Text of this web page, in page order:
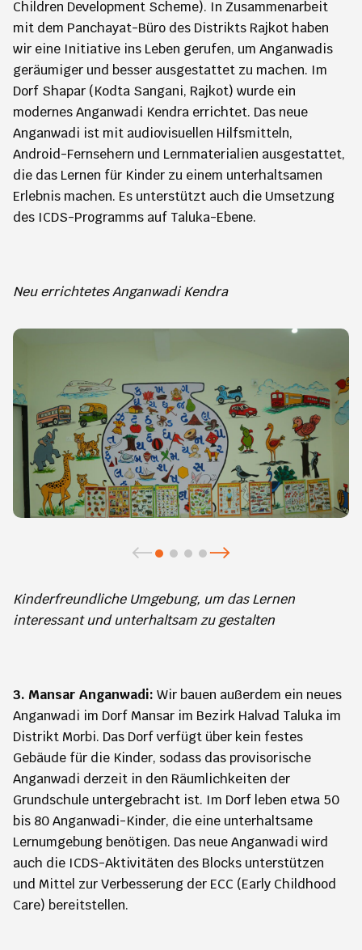
Children Development Scheme). In Zusammenarbeit
mit dem Panchayat-Büro des Distrikts Rajkot haben
wir eine Initiative ins Leben gerufen, um Anganwadis
geräumiger und besser ausgestattet zu machen. Im
Dorf Shapar (Kodta Sangani, Rajkot) wurde ein
modernes Anganwadi Kendra errichtet. Das neue
Anganwadi ist mit audiovisuellen Hilfsmitteln,
Android-Fernsehern und Lernmaterialien ausgestattet,
die das Lernen für Kinder zu einem unterhaltsamen
Erlebnis machen. Es unterstützt auch die Umsetzung
des ICDS-Programms auf Taluka-Ebene.
Neu errichtetes Anganwadi Kendra
Kinderfreundliche Umgebung, um das Lernen
interessant und unterhaltsam zu gestalten
3. Mansar Anganwadi: Wir bauen außerdem ein neues
Anganwadi im Dorf Mansar im Bezirk Halvad Taluka im
Distrikt Morbi. Das Dorf verfügt über kein festes
Gebäude für die Kinder, sodass das provisorische
Anganwadi derzeit in den Räumlichkeiten der
Grundschule untergebracht ist. Im Dorf leben etwa 50
bis 80 Anganwadi-Kinder, die eine unterhaltsame
Lernumgebung benötigen. Das neue Anganwadi wird
auch die ICDS-Aktivitäten des Blocks unterstützen
und Mittel zur Verbesserung der ECC (Early Childhood
Care) bereitstellen.